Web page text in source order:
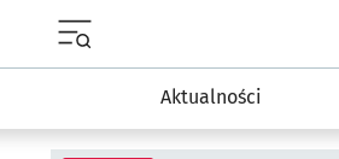
Aktualności